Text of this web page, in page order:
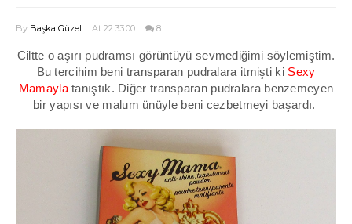
By Başka Güzel At 22:33:00 8
Ciltte o aşırı pudramsı görüntüyü sevmediğimi söylemiştim.
Bu tercihim beni transparan pudralara itmişti ki Sexy
Mamaylatanıştık. Diğer transparan pudralara benzemeyen
bir yapısı ve malum ünüyle beni cezbetmeyi başardı.